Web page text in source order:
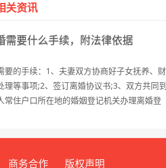
关资讯
需要什么手续，附法律依据
要的手续：1、夫妻双方协商好子女抚养、
理等事项;2、签订离婚协议书;3、双方共同到
常住户口所在地的婚姻登记机关办理离婚登
商务合作 版权声明